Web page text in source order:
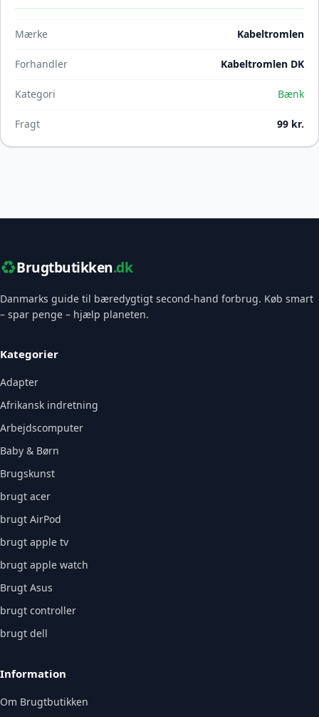
Mærke Kabeltromlen
Forhandler Kabeltromlen DK
Kategori Bænk
Fragt 99 kr.
♻️Brugtbutikken.dk
Danmarks guide til bæredygtigt second-hand forbrug. Køb smart
– spar penge – hjælp planeten.
Kategorier
Adapter
Afrikansk indretning
Arbejdscomputer
Baby & Børn
Brugskunst
brugt acer
brugt AirPod
brugt apple tv
brugt apple watch
Brugt Asus
brugt controller
brugt dell
Information
Om Brugtbutikken